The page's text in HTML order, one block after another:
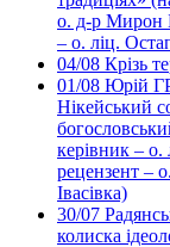
о. д-р Мирон
– о. ліц.
04/08 Крізь
01/08 Юрій
Нікейський
керівник – о.
рецензент –
Івасівка)
30/07
колиска